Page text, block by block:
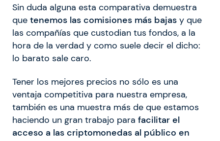
Sin duda alguna esta comparativa demuestra
que tenemos las comisiones más bajas y que
las compañías que custodian tus fondos, a la
hora de la verdad y como suele decir el dicho:
lo barato sale caro.
Tener los mejores precios no sólo es una
ventaja competitiva para nuestra empresa,
también es una muestra más de que estamos
haciendo un gran trabajo para facilitar el
acceso a las criptomonedas al público en